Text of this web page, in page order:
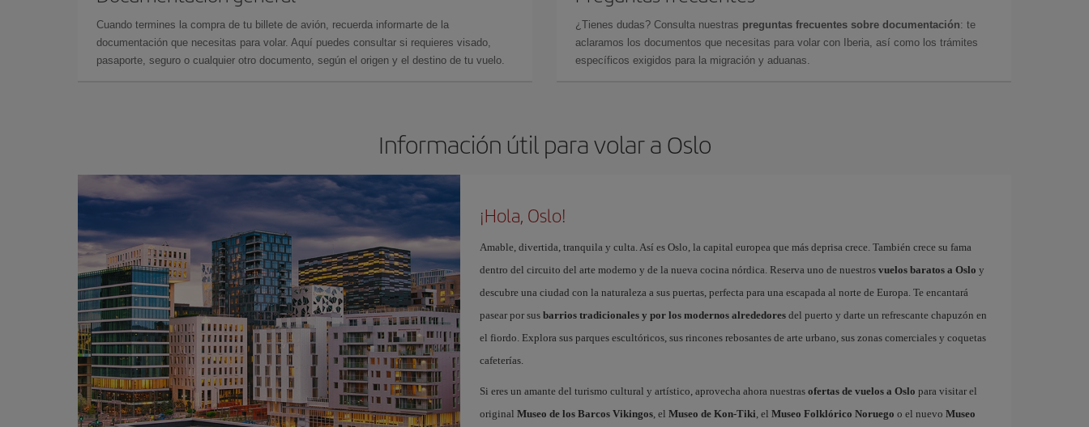
Cuando termines la compra de tu billete de avión, recuerda informarte de la
documentación que necesitas para volar. Aquí puedes consultar si requieres visado,
pasaporte, seguro o cualquier otro documento, según el origen y el destino de tu vuelo.
¿Tienes dudas? Consulta nuestras preguntas frecuentes sobre documentación: te
aclaramos los documentos que necesitas para volar con Iberia, así como los trámites
específicos exigidos para la migración y aduanas.
Información útil para volar a Oslo
¡Hola, Oslo!
Amable, divertida, tranquila y culta. Así es Oslo, la capital europea que más deprisa crece. También crece su fama
dentro del circuito del arte moderno y de la nueva cocina nórdica. Reserva uno de nuestros vuelos baratos a Oslo y
descubre una ciudad con la naturaleza a sus puertas, perfecta para una escapada al norte de Europa. Te encantará
pasear por sus barrios tradicionales y por los modernos alrededoresdel puerto y darte un refrescante chapuzón en
el fiordo. Explora sus parques escultóricos, sus rincones rebosantes de arte urbano, sus zonas comerciales y coquetas
cafeterías.
Si eres un amante del turismo cultural y artístico, aprovecha ahora nuestras ofertas de vuelos a Oslo para visitar el
original Museo de los Barcos Vikingos, el Museo de Kon-Tiki, el Museo Folklórico Noruego o el nuevo Museo